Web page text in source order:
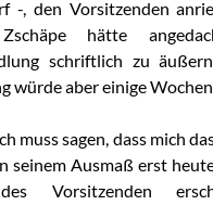
-, den Vorsitzenden
Zschäpe hätte
schriftlich zu
würde aber einige
muss sagen, dass mich
seinem Ausmaß erst
Vorsitzenden